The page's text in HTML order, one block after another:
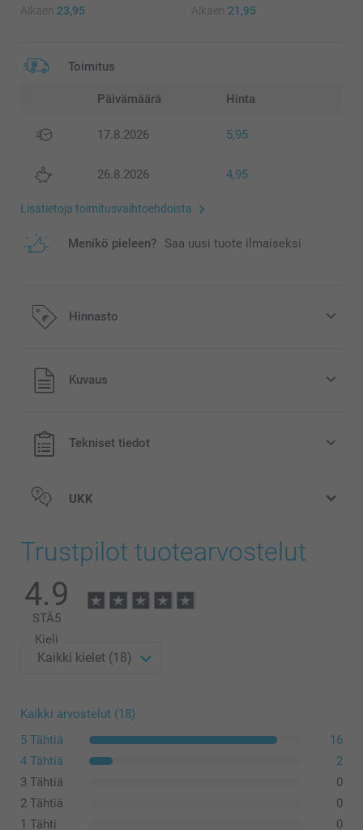
Alkaen 23,95 Alkaen 21,95
Toimitus
Päivämäärä Hinta
17.8.2026 5,95
26.8.2026 4,95
Lisätietoja toimitusvaihtoehdoista
Menikö pieleen? Saa uusi tuote ilmaiseksi
Hinnasto
Kaikki hinnat ovat euroina, sisältävät arvonlisäveron ja
eivät sisällä postikuluja.
Kuvaus
Tekniset tiedot
UKK
Trustpilot tuotearvostelut
4.9
STÄ5
Kieli
Kaikki arvostelut (18)
5 Tähtiä
16
4 Tähtiä
2
3 Tähtiä
0
2 Tähtiä
0
1 Tähti
0